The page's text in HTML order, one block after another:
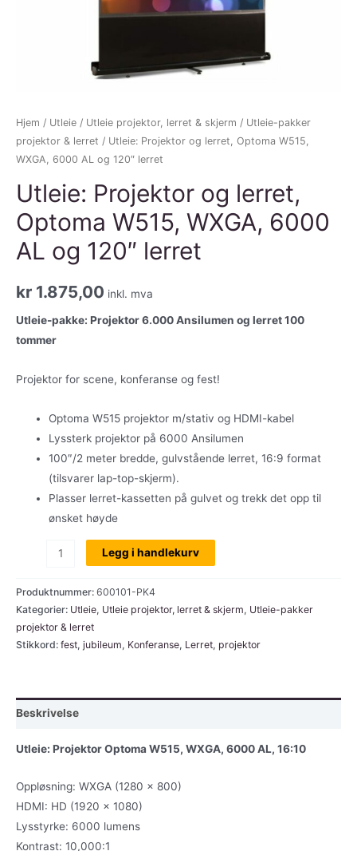
Hjem / Utleie / Utleie projektor, lerret & skjerm / Utleie-pakker
projektor & lerret / Utleie: Projektor og lerret, Optoma W515,
WXGA, 6000 AL og 120″ lerret
Utleie: Projektor og lerret,
Optoma W515, WXGA, 6000
AL og 120″ lerret
kr 1.875,00 inkl. mva
Utleie-pakke: Projektor 6.000 Ansilumen og lerret 100
tommer
Projektor for scene, konferanse og fest!
Optoma W515 projektor m/stativ og HDMI-kabel
Lyssterk projektor på 6000 Ansilumen
100″/2 meter bredde, gulvstående lerret, 16:9 format
(tilsvarer lap-top-skjerm).
Plasser lerret-kassetten på gulvet og trekk det opp til
ønsket høyde
og
lerret,
Optoma
W515,
AL
120″
antall
Legg i handlekurv
Produktnummer: 600101-PK4
Kategorier: Utleie, Utleie projektor, lerret & skjerm, Utleie-pakker
projektor & lerret
Stikkord: fest, jubileum, Konferanse, Lerret, projektor
Beskrivelse
Utleie: Projektor Optoma W515, WXGA, 6000 AL, 16:10
Oppløsning: WXGA (1280 x 800)
HDMI: HD (1920 x 1080)
Lysstyrke: 6000 lumens
Kontrast: 10,000:1